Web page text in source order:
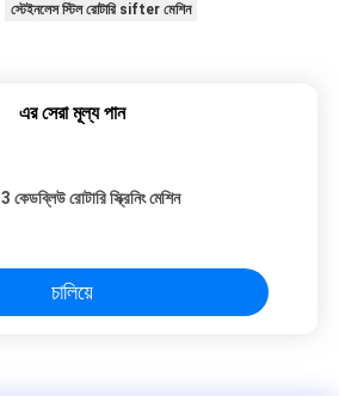
স্টেইনলেস স্টিল রোটারি sifter মেশিন
এর সেরা মূল্য পান
3 কেডব্লিউ রোটারি স্ক্রিনিং মেশিন
চালিয়ে